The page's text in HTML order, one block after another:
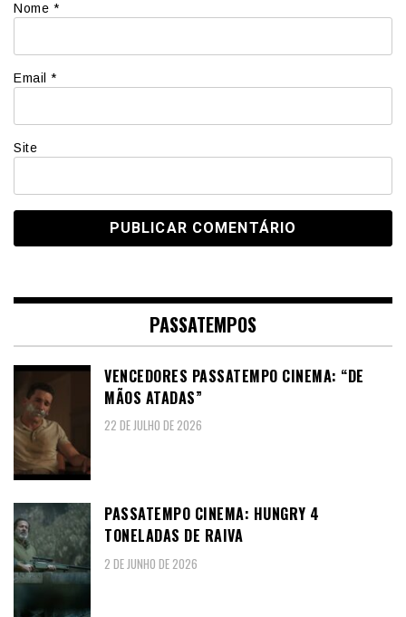
Nome *
Email *
Site
PASSATEMPOS
VENCEDORES PASSATEMPO CINEMA: “DE
MÃOS ATADAS”
22 DE JULHO DE 2026
PASSATEMPO CINEMA: HUNGRY 4
TONELADAS DE RAIVA
2 DE JUNHO DE 2026